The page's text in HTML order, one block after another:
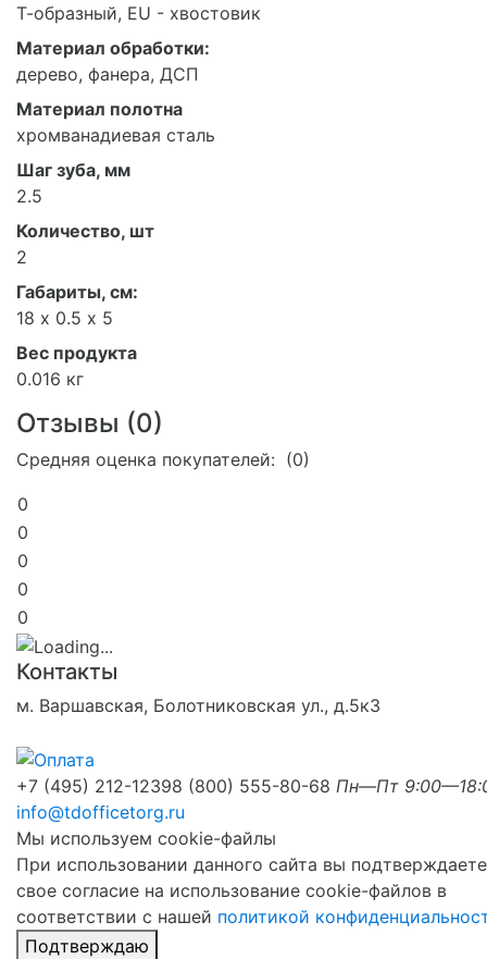
Т-образный, EU - хвостовик
Материал обработки:
дерево, фанера, ДСП
Материал полотна
хромванадиевая сталь
Шаг зуба, мм
2.5
Количество, шт
2
Габариты, см:
18 х 0.5 х 5
Вес продукта
0.016 кг
Отзывы (0)
Средняя оценка покупателей: (0)
0
0
0
0
0
Контакты
м. Варшавская, Болотниковская ул., д.5к3
+7 (495) 212-12398 (800) 555-80-68 Пн—Пт
info@tdofficetorg.ru
Мы используем cookie-файлы
При использовании данного сайта вы подтверждаете
свое согласие на использование cookie-файлов в
соответствии с нашей политикой
Подтверждаю